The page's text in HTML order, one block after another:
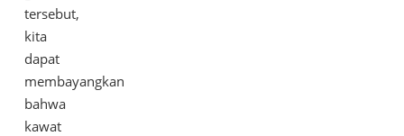
tersebut,
kita
dapat
membayangkan
bahwa
kawat